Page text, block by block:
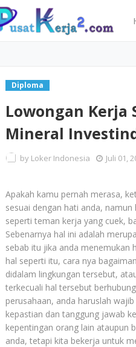
Diploma
Lowongan Kerja
Mineral
by Loker Indonesia Juli 01,
Apakah kamu pernah merasa,
sesuai dengan hati anda,
seperti teman kerja yang cuek,
Sebenarnya hal ini adalah
sebab itu jika anda menemukan
hal seperti itu, cara nya
didalam lingkungan tersebut,
terkecuali hal tersebut
perusahaan, anda haruslah
kepastian dan tanggung jawab
kepentingan orang lain ataupun
anda, tetapi kita bekerja untuk